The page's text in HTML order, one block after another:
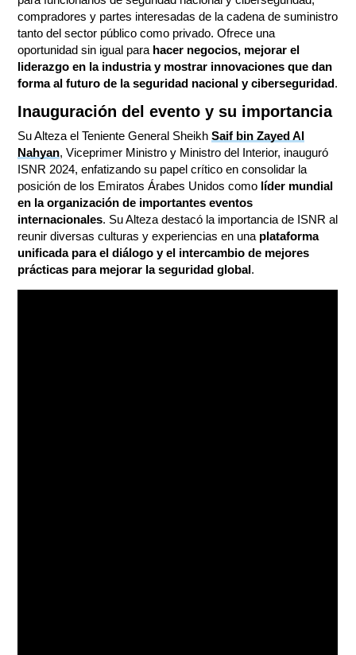
compradores y partes interesadas de la cadena de suministro
tanto del sector público como privado. Ofrece una
oportunidad sin igual para hacer negocios, mejorar el
liderazgo en la industria y mostrar innovaciones que dan
forma al futuro de la seguridad nacional y ciberseguridad.
Inauguración del evento y su importancia
Su Alteza el Teniente General SheikhSaif bin Zayed Al
Nahyan, Viceprimer Ministro y Ministro del Interior, inauguró
ISNR 2024, enfatizando su papel crítico en consolidar la
posición de los Emiratos Árabes Unidos como líder mundial
en la organización de importantes eventos
internacionales. Su Alteza destacó la importancia de ISNR al
reunir diversas culturas y experiencias en una plataforma
unificada para el diálogo y el intercambio de mejores
prácticas para mejorar la seguridad global.